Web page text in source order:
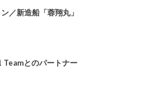
／新造船「蓉翔丸」
Teamとのパートナー